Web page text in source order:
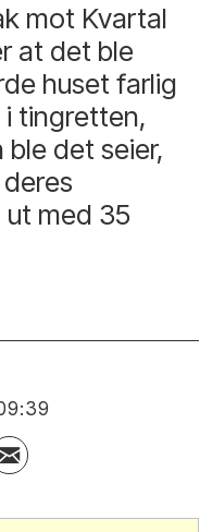
mot Kvartal
at det ble
huset farlig
i tingretten,
det seier,
ut med 35